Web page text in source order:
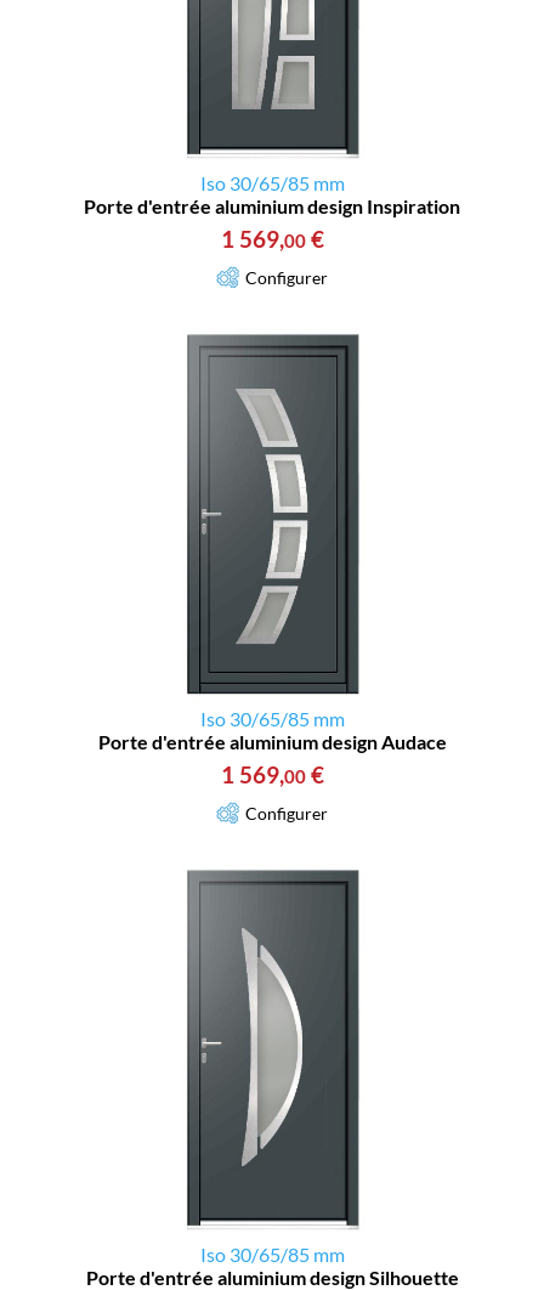
Iso 30/65/85 mm
Porte d'entrée aluminium design Inspiration
1 569,00 €
Configurer
Iso 30/65/85 mm
Porte d'entrée aluminium design Audace
1 569,00 €
Configurer
Iso 30/65/85 mm
Porte d'entrée aluminium design Silhouette